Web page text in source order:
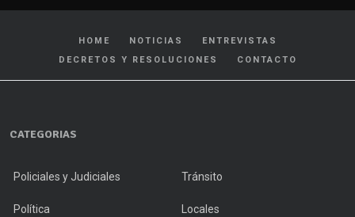
HOME NOTICIAS
ENTREVISTAS
DECRETOS Y RESOLUCIONES
CONTACTO
CATEGORIAS
Policiales y Judiciales Tránsito
Política Locales